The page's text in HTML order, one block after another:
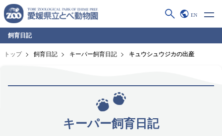
EN
飼育日記
トップ 飼育日記 キーパー飼育日記 キュウシュウジカの出産
キーパー飼育日記